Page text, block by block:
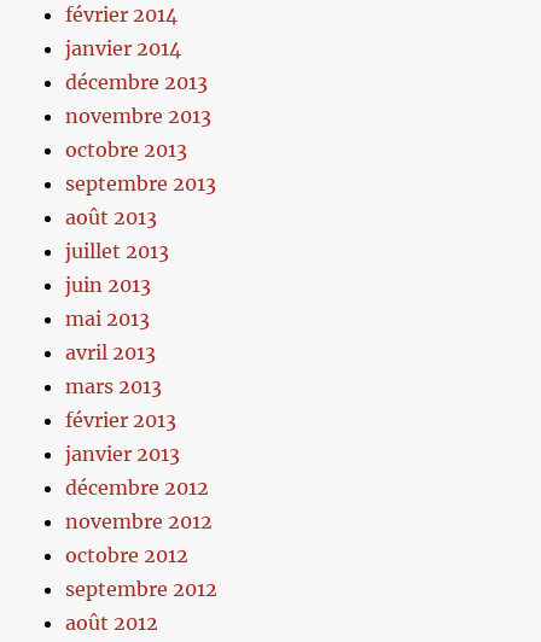
février 2014
janvier 2014
décembre 2013
novembre 2013
octobre 2013
septembre 2013
août 2013
juillet 2013
juin 2013
mai 2013
avril 2013
mars 2013
février 2013
janvier 2013
décembre 2012
novembre 2012
octobre 2012
septembre 2012
août 2012